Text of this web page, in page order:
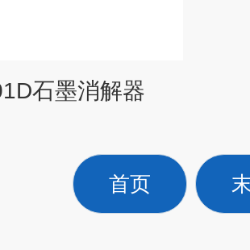
石墨消解器
首页